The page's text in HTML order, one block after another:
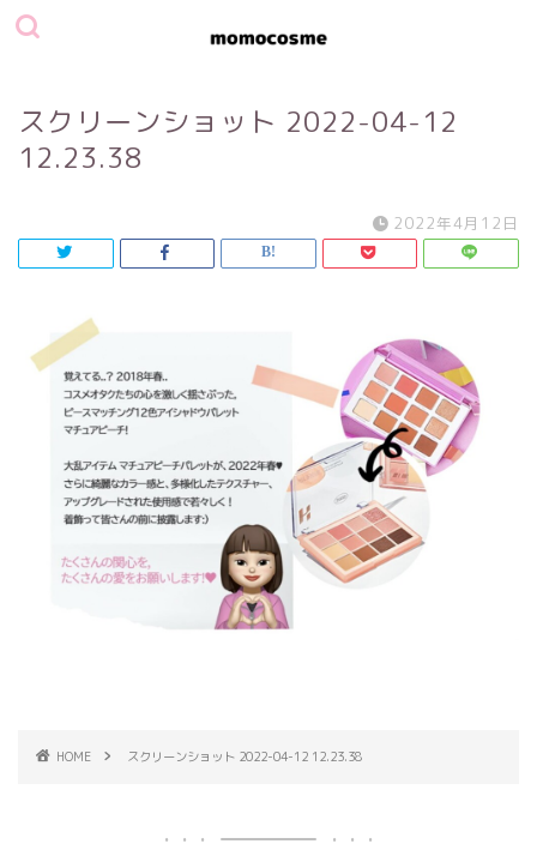
スクリーンショット 2022-04-12
12.23.38
2022年4月12日
HOME スクリーンショット 2022-04-12 12.23.38